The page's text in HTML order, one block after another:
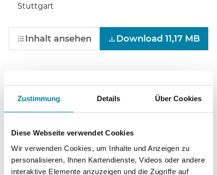
Zustimmung Details Über Cookies
Diese Webseite verwendet Cookies
Wir verwenden Cookies, um Inhalte und Anzeigen zu
personalisieren, Ihnen Kartendienste, Videos oder andere
interaktive Elemente anzuzeigen und die Zugriffe auf
Stuttgart
Inhalt ansehen Download 11,17 MB